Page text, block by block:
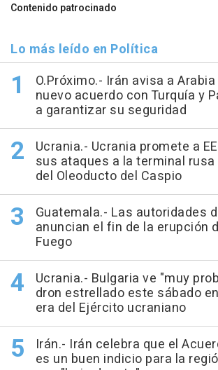
Contenido patrocinado
Lo más leído en Política
O.Próximo.- Irán avisa a
nuevo acuerdo con Turquía y
a garantizar su seguridad
Ucrania.- Ucrania promete a
sus ataques a la terminal
del Oleoducto del Caspio
Guatemala.- Las autoridades
anuncian el fin de la erupción
Fuego
Ucrania.- Bulgaria ve "muy
dron estrellado este sábado
era del Ejército ucraniano
Irán.- Irán celebra que el
es un buen indicio para la